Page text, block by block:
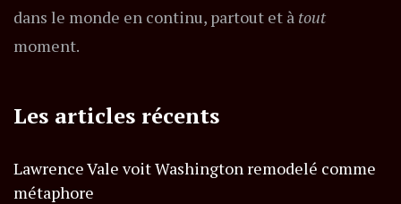
dans le monde en continu, partout et à tout
moment.
Les articles récents
Lawrence Vale voit Washington remodelé comme
métaphore